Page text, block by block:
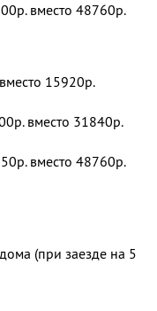
вместо 48760р.
15920р.
вместо 31840р.
вместо 48760р.
(при заезде на 5